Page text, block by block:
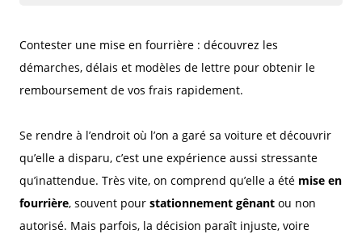
Contester une mise en fourrière : découvrez les
démarches, délais et modèles de lettre pour obtenir le
remboursement de vos frais rapidement.
Se rendre à l’endroit où l’on a garé sa voiture et découvrir
qu’elle a disparu, c’est une expérience aussi stressante
qu’inattendue. Très vite, on comprend qu’elle a été mise en
fourrière, souvent pour stationnement gênant ou non
autorisé. Mais parfois, la décision paraît injuste, voire